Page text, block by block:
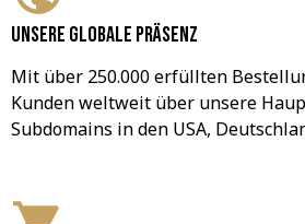
Unsere globale Präsenz
Mit über 250.000 erfüllten
Kunden weltweit über unsere
Subdomains in den USA,